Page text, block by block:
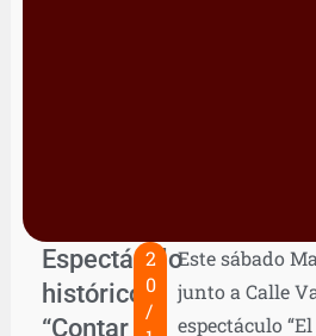
Espectáculo
histórico:
“Contar
2
0
/
Este sábado
junto a Calle
espectáculo